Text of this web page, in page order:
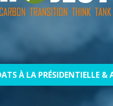
À LA PRÉSIDENTIELLE &